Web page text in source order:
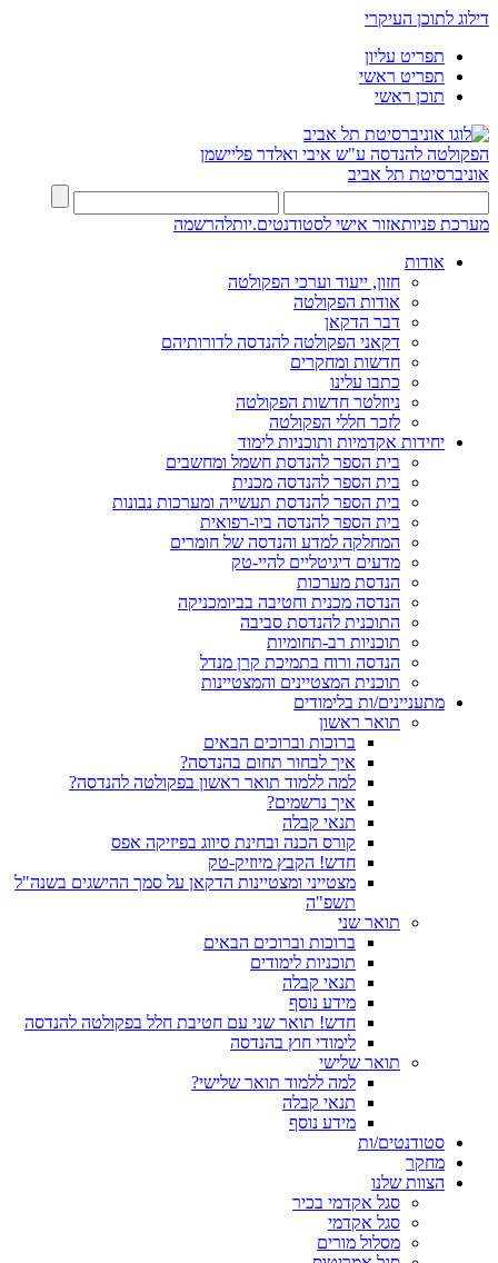
דילוג לתוכן העיקרי
תפריט עליון
תפריט ראשי
תוכן ראשי
הפקולטה להנדסה ע"ש איבי ואלדר פליישמן
אוניברסיטת תל אביב
מערכת פניותאזור אישי לסטודנטים.יותלהרשמה
אודות
חזון, ייעוד וערכי הפקולטה
אודות הפקולטה
דבר הדקאן
דקאני הפקולטה להנדסה לדורותיהם
חדשות ומחקרים
כתבו עלינו
ניוזלטר חדשות הפקולטה
לזכר חללי הפקולטה
יחידות אקדמיות ותוכניות לימוד
בית הספר להנדסת חשמל ומחשבים
בית הספר להנדסה מכנית
בית הספר להנדסת תעשייה ומערכות נבונות
בית הספר להנדסה ביו-רפואית
המחלקה למדע והנדסה של חומרים
מדעים דיגיטליים להיי-טק
הנדסת מערכות
הנדסה מכנית וחטיבה בביומכניקה
התוכנית להנדסת סביבה
תוכניות רב-תחומיות
הנדסה ורוח בתמיכת קרן מנדל
תוכנית המצטיינים והמצטיינות
מתעניינים/ות בלימודים
תואר ראשון
ברוכות וברוכים הבאים
איך לבחור תחום בהנדסה?
למה ללמוד תואר ראשון בפקולטה להנדסה?
איך נרשמים?
תנאי קבלה
קורס הכנה ובחינת סיווג בפיזיקה אפס
חדש! הקבץ מיוזיק-טק
מצטייני ומצטיינות הדקאן על סמך ההישגים בשנה"ל
תשפ"ה
תואר שני
ברוכות וברוכים הבאים
תוכניות לימודים
תנאי קבלה
מידע נוסף
חדש! תואר שני עם חטיבת חלל בפקולטה להנדסה
לימודי חוץ בהנדסה
תואר שלישי
למה ללמוד תואר שלישי?
תנאי קבלה
מידע נוסף
סטודנטים/ות
מחקר
הצוות שלנו
סגל אקדמי בכיר
סגל אקדמי
מסלול מורים